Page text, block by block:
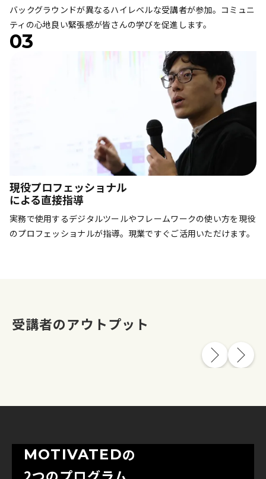
バックグラウンドが異なるハイレベルな受講者が参加。コミュニ
ティの心地良い緊張感が皆さんの学びを促進します。
03
現役プロフェッショナル
による直接指導
実務で使用するデジタルツールやフレームワークの使い方を現役
のプロフェッショナルが指導。現業ですぐご活用いただけます。
受講者のアウトプット
MOTIVATEDの